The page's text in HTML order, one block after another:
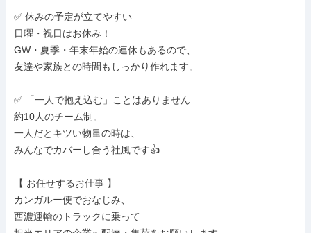
✅ 休みの予定が立てやすい
日曜・祝日はお休み！
GW・夏季・年末年始の連休もあるので、
友達や家族との時間もしっかり作れます。
✅ 「一人で抱え込む」ことはありません
約10人のチーム制。
一人だとキツい物量の時は、
みんなでカバーし合う社風です👍
【 お任せするお仕事 】
カンガルー便でおなじみ、
西濃運輸のトラックに乗って